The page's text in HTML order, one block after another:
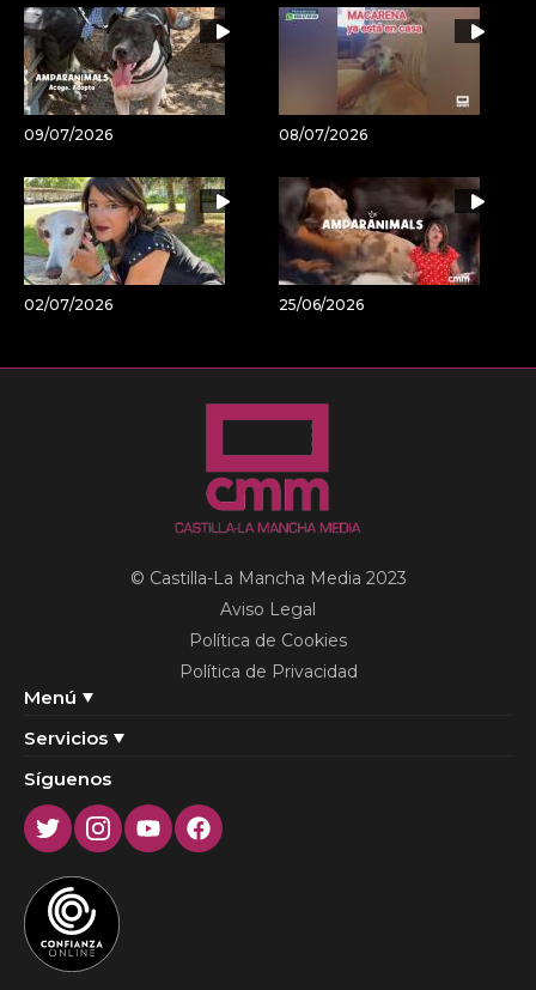
09/07/2026 08/07/2026
02/07/2026 25/06/2026
Menú
Servicios
© Castilla-La Mancha Media 2023
Aviso Legal
Política de Cookies
Política de Privacidad
Síguenos
TwitterInstagram
YoutubeFacebook